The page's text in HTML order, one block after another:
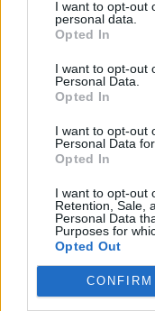
I want to opt-out
personal data.
Opted In
I want to opt-out
Personal Data.
Opted In
I want to opt-out
Personal Data
Opted In
I want to opt-out
Retention, Sale,
Personal Data
Purposes for
Opted Out
CONFIRM